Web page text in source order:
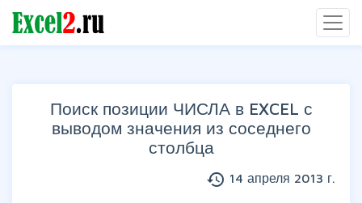
Поиск позиции ЧИСЛА в EXCEL с
выводом значения из соседнего
столбца
history 14 апреля 2013 г.